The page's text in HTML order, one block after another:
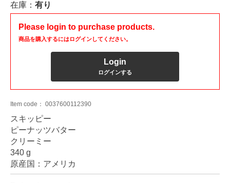
在庫： 有り
Please login to purchase products.
商品を購入するにはログインしてください。
Login
ログインする
Item code： 0037600112390
スキッピー
ピーナッツバター
クリーミー
340 g
原産国：アメリカ